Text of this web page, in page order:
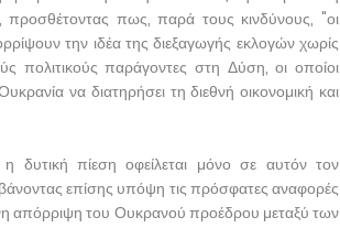
πως, παρά τους κινδύνους, "οι
την ιδέα της διεξαγωγής εκλογών χωρίς
πολιτικούς παράγοντες στη Δύση, οι οποίοι
να διατηρήσει τη διεθνή οικονομική και
πίεση οφείλεται μόνο σε αυτόν τον
επίσης υπόψη τις πρόσφατες αναφορές
απόρριψη του Ουκρανού προέδρου μεταξύ των